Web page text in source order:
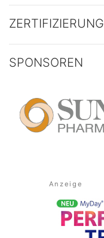
ZERTIFIZIERUNG
SPONSOREN